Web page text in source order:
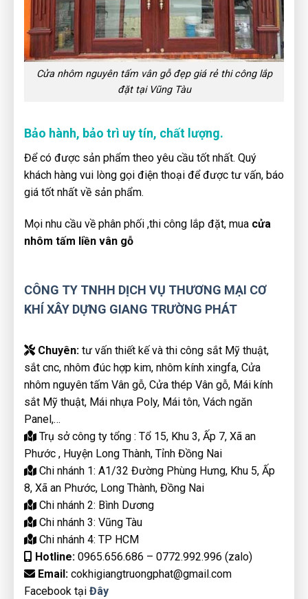
Cửa nhôm nguyên tấm vân gỗ đẹp giá rẻ thi công lắp
đặt tại Vũng Tàu
Bảo hành, bảo trì uy tín, chất lượng.
Để có được sản phẩm theo yêu cầu tốt nhất. Quý
khách hàng vui lòng gọi điện thoại để được tư vấn, báo
giá tốt nhất về sản phẩm.
Mọi nhu cầu về phân phối ,thi công lắp đặt, mua cửa
nhôm tấm liền vân gỗ
CÔNG TY TNHH DỊCH VỤ THƯƠNG MẠI CƠ
KHÍ XÂY DỰNG GIANG TRƯỜNG PHÁT
Chuyên: tư vấn thiết kế và thi công sắt Mỹ thuật,
sắt cnc, nhôm đúc hợp kim, nhôm kính xingfa, Cửa
nhôm nguyên tấm Vân gỗ, Cửa thép Vân gỗ, Mái kính
sắt Mỹ thuật, Mái nhựa Poly, Mái tôn, Vách ngăn
Panel,…
Trụ sở công ty tổng : Tổ 15, Khu 3, Ấp 7, Xã an
Phước , Huyện Long Thành, Tỉnh Đồng Nai
Chi nhánh 1: A1/32 Đường Phùng Hưng, Khu 5, Ấp
8, Xã an Phước, Long Thành, Đồng Nai
Chi nhánh 2: Bình Dương
Chi nhánh 3: Vũng Tàu
Chi nhánh 4: TP HCM
Hotline: 0965.656.686 – 0772.992.996 (zalo)
Email: cokhigiangtruongphat@gmail.com
Facebook tại Đây